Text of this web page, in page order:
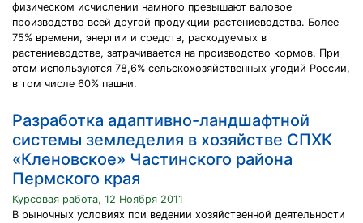
физическом исчислении намного превышают валовое
производство всей другой продукции растениеводства. Более
75% времени, энергии и средств, расходуемых в
растениеводстве, затрачивается на производство кормов. При
этом используются 78,6% сельскохозяйственных угодий России,
в том числе 60% пашни.
Разработка адаптивно-ландшафтной
системы земледелия в хозяйстве СПХК
«Кленовское» Частинского района
Пермского края
Курсовая работа, 12 Ноября 2011
В рыночных условиях при ведении хозяйственной деятельности